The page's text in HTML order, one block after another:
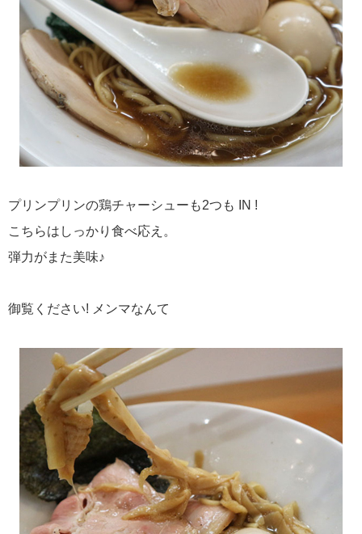
プリンプリンの鶏チャーシューも2つも IN !
こちらはしっかり食べ応え。
弾力がまた美味♪
御覧ください! メンマなんて